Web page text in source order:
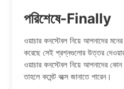
পরিশেষে-Finally
ওয়াচার কনস্টেবল নিয়ে আপনাদের
করেছে সেই প্রশ্নগুলোর উত্তর দেওয়ার
ওয়াচার কনস্টেবল নিয়ে আপনাদের
তাহলে কমেন্ট বক্সে জানাতে পারেন।